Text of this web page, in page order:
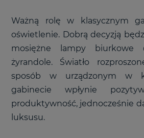
Ważną rolę w klasycznym
oświetlenie. Dobrą decyzją
mosiężne lampy biurkowe
żyrandole. Światło
sposób w urządzonym w
gabinecie wpłynie
produktywność, jednocześnie
luksusu.